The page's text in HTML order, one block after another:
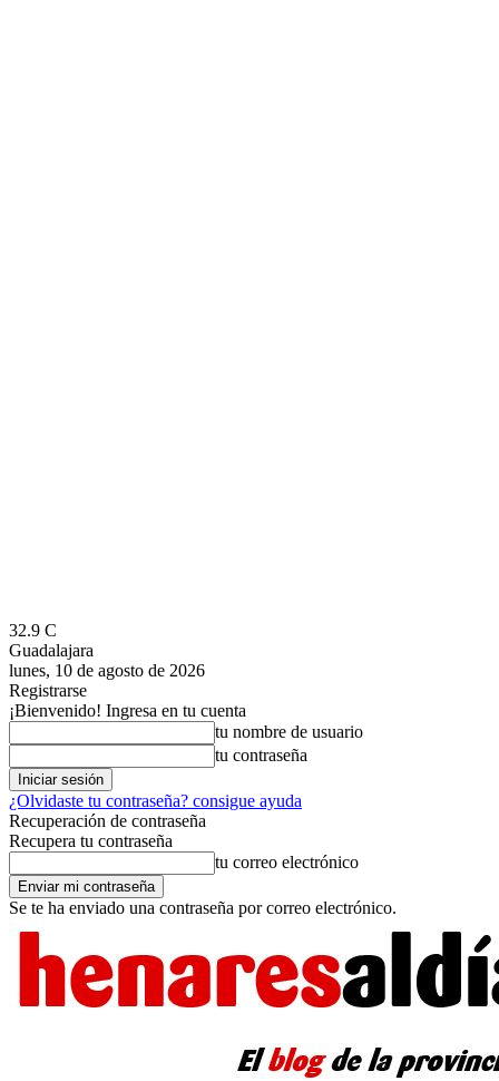
32.9 C
Guadalajara
lunes, 10 de agosto de 2026
Registrarse
¡Bienvenido! Ingresa en tu cuenta
tu nombre de usuario
tu contraseña
¿Olvidaste tu contraseña? consigue ayuda
Recuperación de contraseña
Recupera tu contraseña
tu correo electrónico
Se te ha enviado una contraseña por correo electrónico.